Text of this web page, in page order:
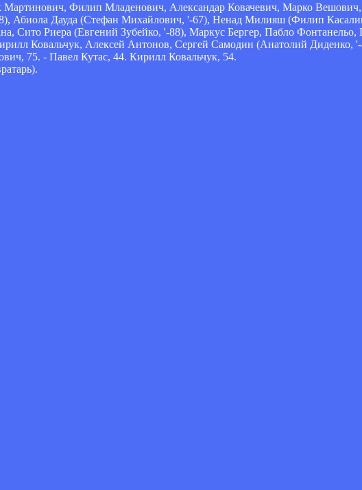
Мартинович, Филип Младенович, Александар Ковачевич, Марко
Абиола Дауда (Стефан Михайлович, '-67), Ненад Милияш (Филип
Сито Риера (Евгений Зубейко, '-88), Маркус Бергер, Пабло Фонтанельо,
Ковальчук, Алексей Антонов, Сергей Самодин (Анатолий Диденко, '-
75. - Павел Кутас, 44. Кирилл Ковальчук, 54.